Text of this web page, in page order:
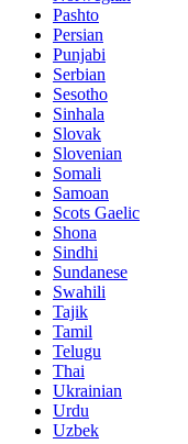
Pashto
Persian
Punjabi
Serbian
Sesotho
Sinhala
Slovak
Slovenian
Somali
Samoan
Scots Gaelic
Shona
Sindhi
Sundanese
Swahili
Tajik
Tamil
Telugu
Thai
Ukrainian
Urdu
Uzbek